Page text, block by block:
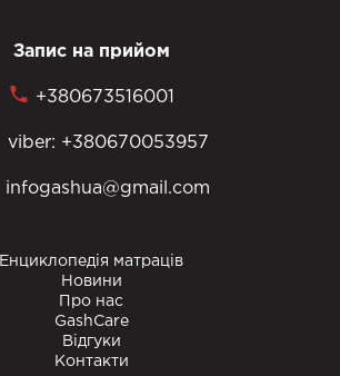
Запис на прийом
+380673516001
viber: +380670053957
infogashua@gmail.com
Енциклопедія матраців
Новини
Про нас
GashCare
Відгуки
Контакти